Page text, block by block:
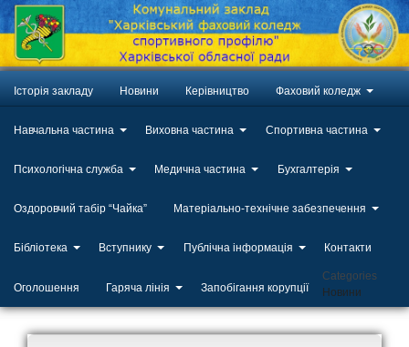
Історія закладу Новини Керівництво Фаховий коледж
Навчальна частина Виховна частина Спортивна частина
Психологічна служба Медична частина Бухгалтерія
Оздоровчий табір “Чайка” Матеріально-технічне забезпечення
Бібліотека Вступнику Публічна інформація Контакти
Оголошення Гаряча лінія Запобігання корупції
Categories
Новини